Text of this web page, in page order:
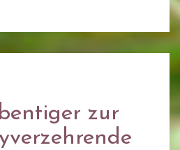
zur